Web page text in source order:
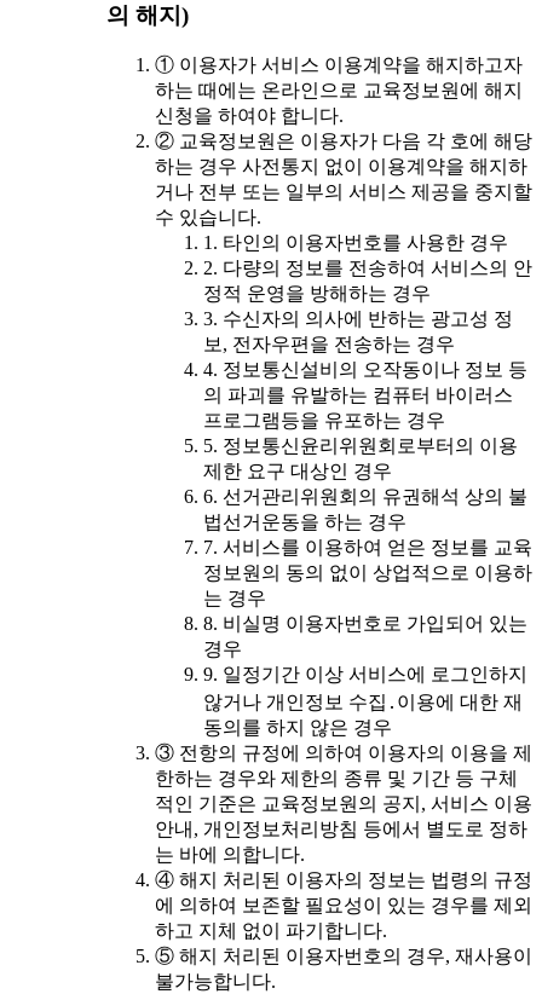
의 해지)
① 이용자가 서비스 이용계약을 해지하고자
하는 때에는 온라인으로 교육정보원에 해지
신청을 하여야 합니다.
② 교육정보원은 이용자가 다음 각 호에 해당
하는 경우 사전통지 없이 이용계약을 해지하
거나 전부 또는 일부의 서비스 제공을 중지할
수 있습니다.
1. 타인의 이용자번호를 사용한 경우
2. 다량의 정보를 전송하여 서비스의 안
정적 운영을 방해하는 경우
3. 수신자의 의사에 반하는 광고성 정
보, 전자우편을 전송하는 경우
4. 정보통신설비의 오작동이나 정보 등
의 파괴를 유발하는 컴퓨터 바이러스
프로그램등을 유포하는 경우
5. 정보통신윤리위원회로부터의 이용
제한 요구 대상인 경우
6. 선거관리위원회의 유권해석 상의 불
법선거운동을 하는 경우
7. 서비스를 이용하여 얻은 정보를 교육
정보원의 동의 없이 상업적으로 이용하
는 경우
8. 비실명 이용자번호로 가입되어 있는
경우
9. 일정기간 이상 서비스에 로그인하지
않거나 개인정보 수집․이용에 대한 재
동의를 하지 않은 경우
③ 전항의 규정에 의하여 이용자의 이용을 제
한하는 경우와 제한의 종류 및 기간 등 구체
적인 기준은 교육정보원의 공지, 서비스 이용
안내, 개인정보처리방침 등에서 별도로 정하
는 바에 의합니다.
④ 해지 처리된 이용자의 정보는 법령의 규정
에 의하여 보존할 필요성이 있는 경우를 제외
하고 지체 없이 파기합니다.
⑤ 해지 처리된 이용자번호의 경우, 재사용이
불가능합니다.